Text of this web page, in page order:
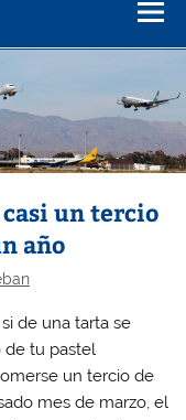
un tercio
año
de una tarta se
de tu pastel
un tercio de
mes de marzo, el